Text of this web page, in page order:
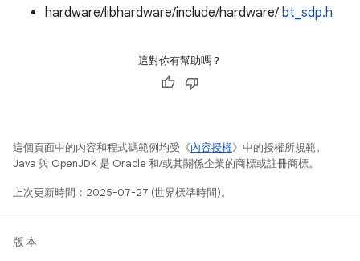
hardware/libhardware/include/hardware/ bt_sdp.h
這對你有幫助嗎？
這個頁面中的內容和程式碼範例均受《內容授權》中的授權所規範。
Java 與 OpenJDK 是 Oracle 和/或其關係企業的商標或註冊商標。
上次更新時間：2025-07-27 (世界標準時間)。
版本